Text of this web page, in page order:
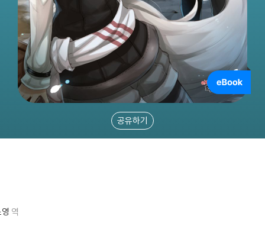
공유하기
역